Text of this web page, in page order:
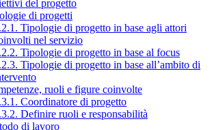
del progetto
di progetti
Tipologie di progetto in base agli attori
nel servizio
Tipologie di progetto in base al focus
Tipologie di progetto in base all’ambito di
ruoli e figure coinvolte
Coordinatore di progetto
Definire ruoli e responsabilità
di lavoro